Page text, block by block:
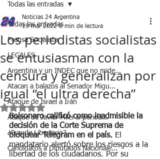
Todas las entradas
Prensa Socialista
LEGALES
Argentina y un INDEC que no mide...
Atacan a balazos al Senador Migu...
Ataque de Israel a Irán
Ataque de Javier Milei al period...
¿Fraude Libertario?
Candidatos a Diputados Nacionale...
Todas las entradas
Los periodistas socialistas
se entusiasman con la
censura y generalizan por
igual “el ultra derecha”
Noticias 24 Argentina
19 mar 2022 6 min de lectura
Obtuvo NaN de 5 estrellas.
Bolsonaro calificó como inadmisible la
decisión de la Corte Suprema de
bloquear Telegram en el país. El
mandatario alertó sobre los riesgos a la
libertad de los ciudadanos. Por su